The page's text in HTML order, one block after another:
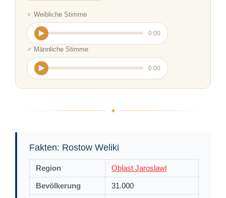
♀ Weibliche Stimme
0:00
♂ Männliche Stimme
0:00
Fakten: Rostow Weliki
Region Oblast Jaroslawl
Bevölkerung 31.000